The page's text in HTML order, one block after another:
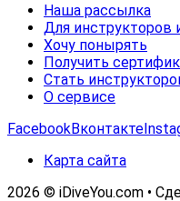
Наша рассылка
Для инструкторов
Хочу понырять
Получить
Стать
О сервисе
FacebookВконтакте
Карта сайта
2026 © iDiveYou.com •